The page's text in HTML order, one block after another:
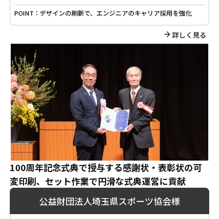
POINT： デザインの刷新で、エンジニアのキャリア採用を強化
詳しく見る
100周年記念式典で授与する感謝状・表彰状の可
変印刷、セット作業で円滑な式典運営に貢献
公益財団法人埼玉県スポーツ協会様